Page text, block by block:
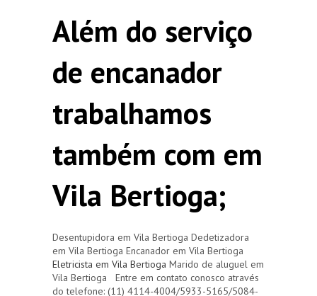
Além do serviço
de encanador
trabalhamos
também com em
Vila Bertioga;
Desentupidora em Vila Bertioga Dedetizadora
em Vila Bertioga Encanador em Vila Bertioga
Eletricista em Vila Bertioga Marido de aluguel em
Vila Bertioga Entre em contato conosco através
do telefone: (11) 4114-4004/5933-5165/5084-